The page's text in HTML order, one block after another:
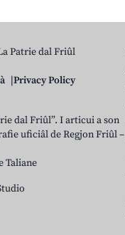
Patrie dal Friûl
Privacy Policy
dal Friûl”. I articui a son
uficiâl de Regjon Friûl –
Taliane